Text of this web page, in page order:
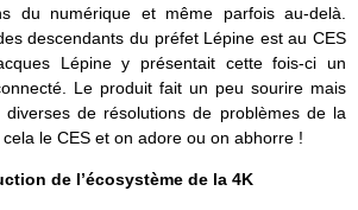
du numérique et même parfois au-delà.
descendants du préfet Lépine est au CES
Lépine y présentait cette fois-ci un
Le produit fait un peu sourire mais
diverses de résolutions de problèmes de la
cela le CES et on adore ou on abhorre !
de l’écosystème de la 4K